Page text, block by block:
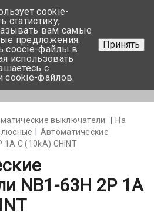
+375 17-350-99-56
+375 44-752-82-08
Задать вопрос
выключатели
На
Автоматические
C (10kA) CHINT
NB1-63H 2P 1A
cookie-
статистику,
вам самые
предложения.
coocie-файлы в
использовать
с
cookie-файлов.
Принять